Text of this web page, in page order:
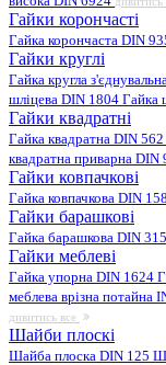
Гайки корончасті
Гайка корончаста DIN
Гайки круглі
Гайка кругла
шліцева DIN 1804 Гайка
Гайки квадратні
Гайка квадратна DIN 562
квадратна приварна DIN
Гайки ковпачкові
Гайка ковпачкова DIN
Гайки барашкові
Гайка барашкова DIN 315
Гайки меблеві
Гайка упорна DIN 1624
меблева врізна потайна
дивитись все
Шайби плоскі
Шайба плоска DIN 125